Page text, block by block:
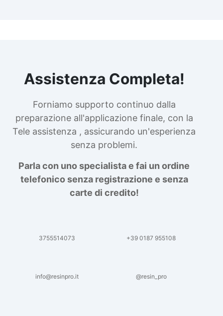
Assistenza Completa!
Forniamo supporto continuo dalla
preparazione all'applicazione finale, con la
Tele assistenza , assicurando un'esperienza
senza problemi.
Parla con uno specialista e fai un ordine
telefonico senza registrazione e senza
carte di credito!
3755514073 +39 0187 955108
info@resinpro.it @resin_pro